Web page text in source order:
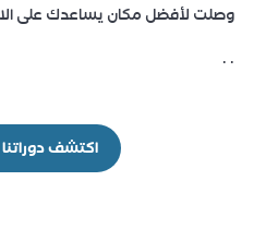
وصلت لأفضل مكان يساعدك على
. .
اكتشف دوراتنا